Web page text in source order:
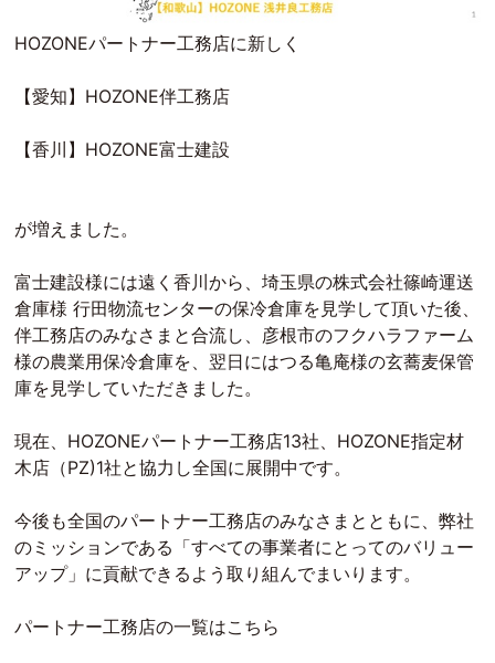
HOZONEパートナー工務店に新しく
【愛知】HOZONE伴工務店
【香川】HOZONE富士建設
が増えました。
富士建設様には遠く香川から、埼玉県の株式会社篠崎運送
倉庫様 行田物流センターの保冷倉庫を見学して頂いた後、
伴工務店のみなさまと合流し、彦根市のフクハラファーム
様の農業用保冷倉庫を、翌日にはつる亀庵様の玄蕎麦保管
庫を見学していただきました。
現在、HOZONEパートナー工務店13社、HOZONE指定材
木店（PZ)1社と協力し全国に展開中です。
今後も全国のパートナー工務店のみなさまとともに、弊社
のミッションである「すべての事業者にとってのバリュー
アップ」に貢献できるよう取り組んでまいります。
パートナー工務店の一覧はこちら